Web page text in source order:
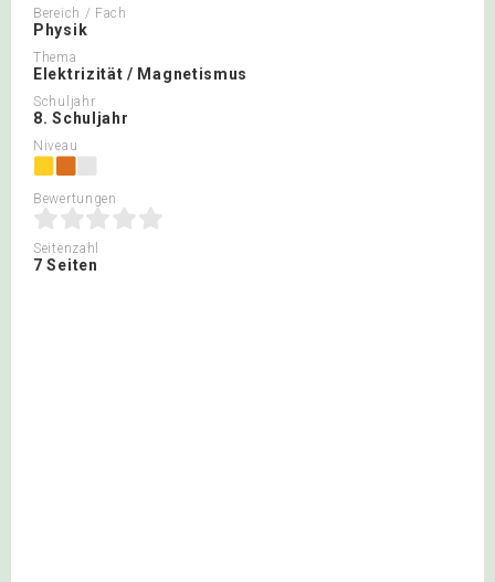
Bereich / Fach
Physik
Thema
Elektrizität / Magnetismus
Schuljahr
8. Schuljahr
Niveau
Bewertungen
Seitenzahl
7 Seiten